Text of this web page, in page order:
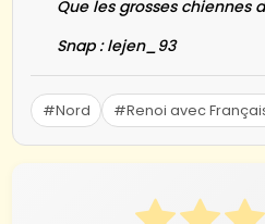
Que les grosses chiennes
Snap : lejen_93
#Nord #Renoi avec